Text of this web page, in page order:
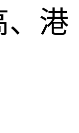
、港